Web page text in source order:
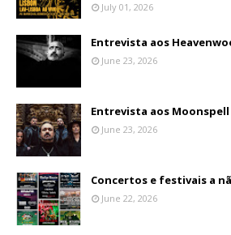
July 01, 2026
Entrevista aos
June 23, 2026
Entrevista aos Moonspell
June 23, 2026
Concertos e festivais a
June 22, 2026